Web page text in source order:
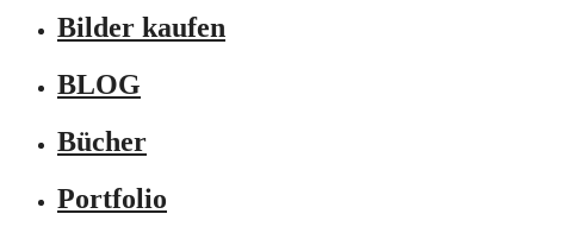
Bilder kaufen
BLOG
Bücher
Portfolio